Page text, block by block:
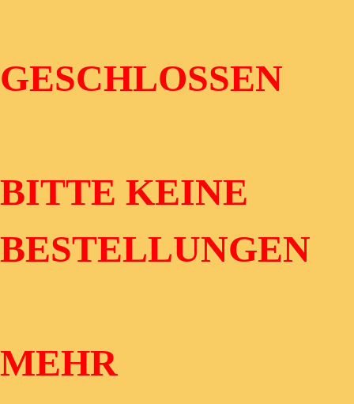
GESCHLOSSEN
BITTE KEINE
BESTELLUNGEN
MEHR